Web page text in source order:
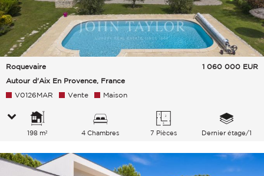
Roquevaire
Autour d'Aix En Provence, France
1 060 000 EUR
V0126MAR Vente Maison
198 m² 4 Chambres 7 Pièces Dernier étage/1